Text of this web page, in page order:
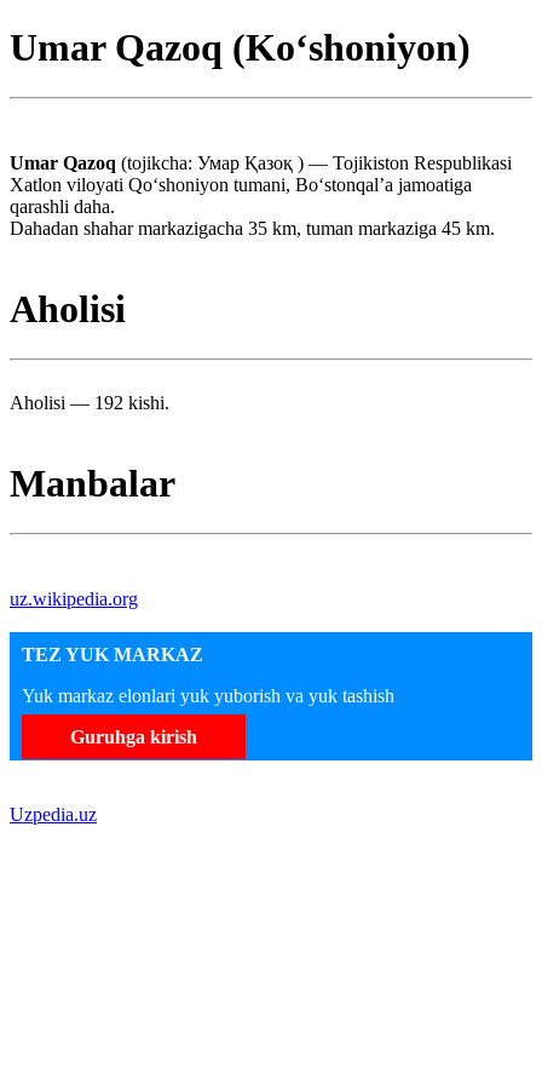
Umar Qazoq (Koʻshoniyon)
Umar Qazoq (tojikcha: Умар Қазоқ ) — Tojikiston Respublikasi
Xatlon viloyati Qoʻshoniyon tumani, Boʻstonqal’a jamoatiga
qarashli daha.
Dahadan shahar markazigacha 35 km, tuman markaziga 45 km.
Aholisi
Aholisi — 192 kishi.
Manbalar
uz.wikipedia.org
TEZ YUK MARKAZ
Yuk markaz elonlari yuk yuborish va yuk tashish
Guruhga kirish
Uzpedia.uz